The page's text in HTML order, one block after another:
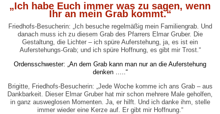
„Ich habe Euch immer was zu sagen, wenn
Ihr an mein Grab kommt.“
Friedhofs-Besucherin: „Ich besuche regelmäßig mein Familiengrab. Und
danach muss ich zu diesem Grab des Pfarrers Elmar Gruber. Die
Gestaltung, die Lichter – ich spüre Auferstehung, ja, es ist ein
Auferstehungs-Grab; und ich spüre Hoffnung, es gibt mir Trost.“
Ordensschwester: „ An dem Grab kann man nur an die Auferstehung
denken …..“
Brigitte, Friedhofs-Besucherin: „Jede Woche komme ich ans Grab – aus
Dankbarkeit. Dieser Elmar Gruber hat mir schon mehrere Male geholfen,
in ganz ausweglosen Momenten. Ja, er hilft. Und ich danke ihm, stelle
immer wieder eine Kerze auf. Er gibt mir Hoffnung.“